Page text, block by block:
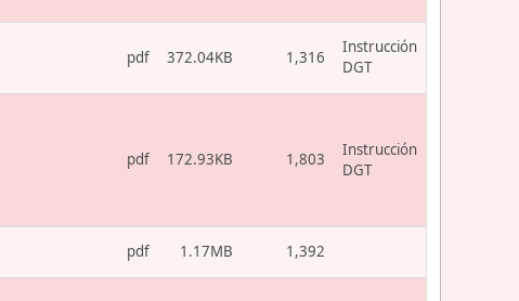
pdf 372.04KB 1,316
Instrucción
DGT
pdf 172.93KB 1,803
Instrucción
DGT
pdf 1.17MB 1,392